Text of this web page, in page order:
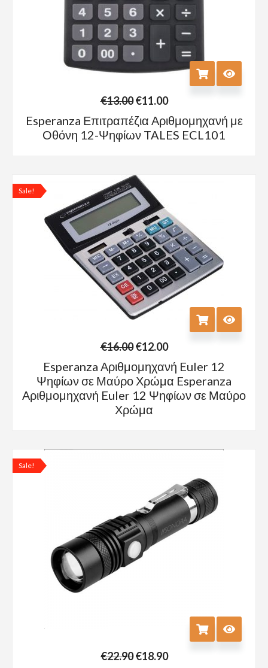
€13.00 €11.00
Esperanza Επιτραπέζια Αριθμομηχανή με
Οθόνη 12-Ψηφίων TALES ECL101
Sale!
€16.00 €12.00
Esperanza Αριθμομηχανή Euler 12
Ψηφίων σε Μαύρο Χρώμα Esperanza
Αριθμομηχανή Euler 12 Ψηφίων σε Μαύρο
Χρώμα
Sale!
€22.90 €18.90